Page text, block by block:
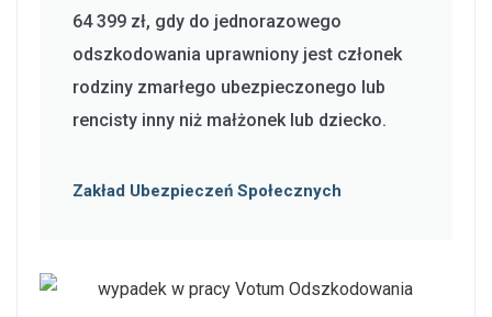
64 399 zł, gdy do jednorazowego
odszkodowania uprawniony jest członek
rodziny zmarłego ubezpieczonego lub
rencisty inny niż małżonek lub dziecko.
Zakład Ubezpieczeń Społecznych